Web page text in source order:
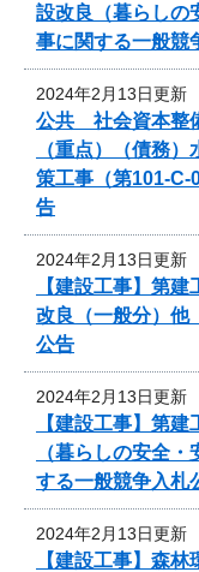
設改良（暮らしの
事に関する一般競
2024年2月13日更新
公共 社会資本整
（重点）（債務
策工事（第101-C-
告
2024年2月13日更新
【建設工事】第
改良（一般分）他
公告
2024年2月13日更新
【建設工事】第
（暮らしの安全
する一般競争入札
2024年2月13日更新
【建設工事】森